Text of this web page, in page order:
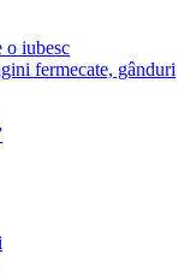
o iubesc
fermecate, gânduri